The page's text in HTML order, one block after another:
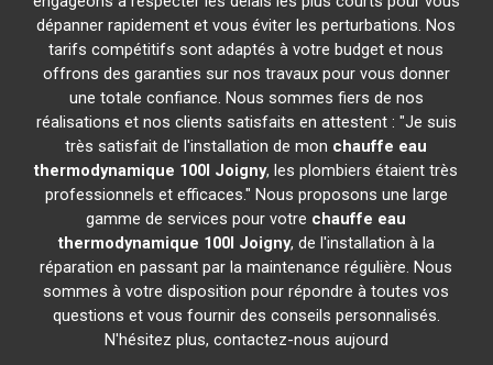
dépanner rapidement et vous éviter les perturbations. Nos
tarifs compétitifs sont adaptés à votre budget et nous
offrons des garanties sur nos travaux pour vous donner
une totale confiance. Nous sommes fiers de nos
réalisations et nos clients satisfaits en attestent : "Je suis
très satisfait de l'installation de mon chauffe eau
thermodynamique 100l Joigny, les plombiers étaient très
professionnels et efficaces." Nous proposons une large
gamme de services pour votre chauffe eau
thermodynamique 100l Joigny, de l'installation à la
réparation en passant par la maintenance régulière. Nous
sommes à votre disposition pour répondre à toutes vos
questions et vous fournir des conseils personnalisés.
N'hésitez plus, contactez-nous aujourd